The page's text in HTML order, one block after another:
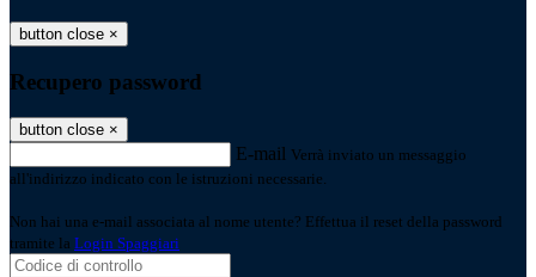
button close ×
Recupero password
button close ×
E-mail Verrà inviato un messaggio
all'indirizzo indicato con le istruzioni necessarie.
Non hai una e-mail associata al nome utente? Effettua il reset della password
tramite la Login Spaggiari